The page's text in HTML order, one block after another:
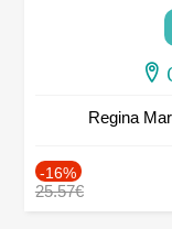
Regina
-16%
25.57€